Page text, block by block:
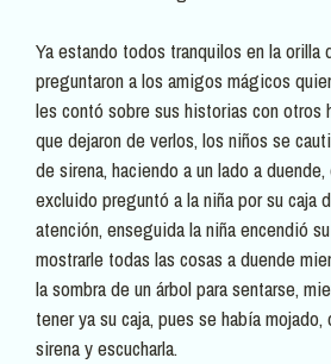
Ya estando todos tranquilos en la orilla
preguntaron a los amigos mágicos
les contó sobre sus historias con otros
que dejaron de verlos, los niños se
de sirena, haciendo a un lado a
excluido preguntó a la niña por su caja
atención, enseguida la niña encendió
mostrarle todas las cosas a duende
la sombra de un árbol para sentarse,
tener ya su caja, pues se había
sirena y escucharla.